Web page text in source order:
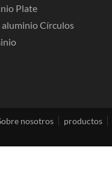
Plate
aluminio Círculos
nosotros productos